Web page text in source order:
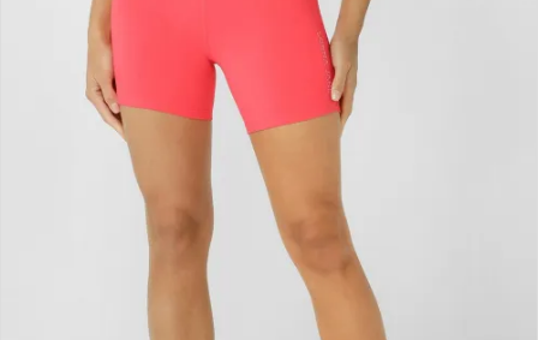
アイテムから探す
カラーから探す
INFORMATIOM